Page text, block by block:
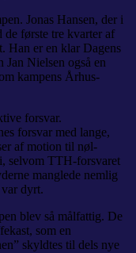
Jonas Hansen, der i
de første tre kvarter af
Han er en klar Dagens
Jan Nielsen også en
kampens Århus-
forsvar.
forsvar med lange,
af motion til nøl-
selvom TTH-forsvaret
manglede nemlig
dyrt.
blev så målfattig. De
som en
skyldtes til dels nye